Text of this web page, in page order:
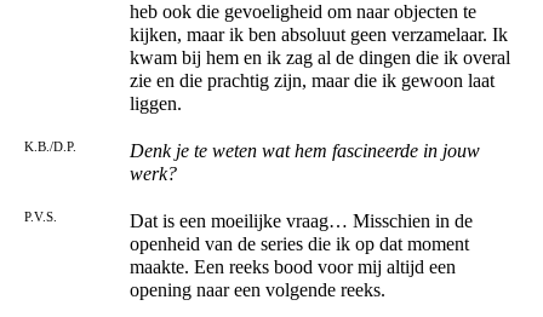
heb ook die gevoeligheid om naar objecten te
kijken, maar ik ben absoluut geen verzamelaar. Ik
kwam bij hem en ik zag al de dingen die ik overal
zie en die prachtig zijn, maar die ik gewoon laat
liggen.
K.B./D.P.
Denk je te weten wat hem fascineerde in jouw
werk?
P.V.S.
Dat is een moeilijke vraag… Misschien in de
openheid van de series die ik op dat moment
maakte. Een reeks bood voor mij altijd een
opening naar een volgende reeks.